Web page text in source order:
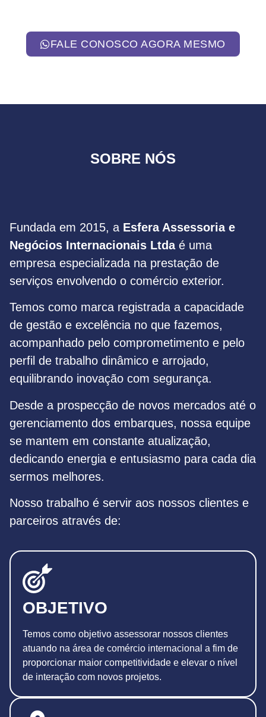
FALE CONOSCO AGORA MESMO
SOBRE NÓS
Fundada em 2015, a Esfera Assessoria e
Negócios Internacionais Ltdaé uma
empresa especializada na prestação de
serviços envolvendo o comércio exterior.
Temos como marca registrada a capacidade
de gestão e excelência no que fazemos,
acompanhado pelo comprometimento e pelo
perfil de trabalho dinâmico e arrojado,
equilibrando inovação com segurança.
Desde a prospecção de novos mercados até o
gerenciamento dos embarques, nossa equipe
se mantem em constante atualização,
dedicando energia e entusiasmo para cada dia
sermos melhores.
Nosso trabalho é servir aos nossos clientes e
parceiros através de:
OBJETIVO
Temos como objetivo assessorar nossos clientes
atuando na área de comércio internacional a fim de
proporcionar maior competitividade e elevar o nível
de interação com novos projetos.